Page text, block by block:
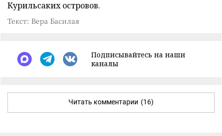
Курильсаких островов.
Текст: Вера Басилая
Подписывайтесь на наши
каналы
Читать комментарии (16)